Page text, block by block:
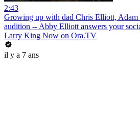
2:43
Growing up with dad Chris Elliott, Adam
audition -- Abby Elliott answers your
Larry King Now on Ora.TV
il y a 7 ans